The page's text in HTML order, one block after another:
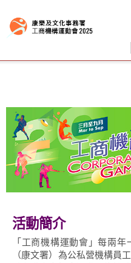
活動簡介
「工商機構運動會」每兩
（康文署）為公私營機構員